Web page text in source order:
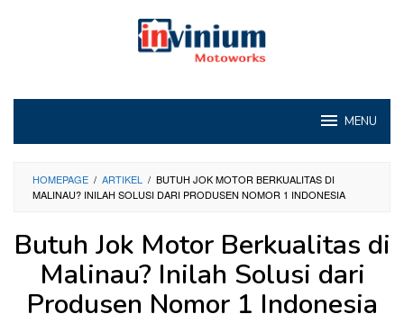
MENU
HOMEPAGE / ARTIKEL / BUTUH JOK MOTOR BERKUALITAS DI
MALINAU? INILAH SOLUSI DARI PRODUSEN NOMOR 1 INDONESIA
Butuh Jok Motor Berkualitas di
Malinau? Inilah Solusi dari
Produsen Nomor 1 Indonesia